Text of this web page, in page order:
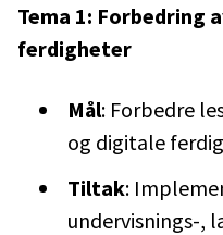
Tema 1: Forbedring
ferdigheter
Mål: Forbedre
og digitale
Tiltak:
undervisnings-,